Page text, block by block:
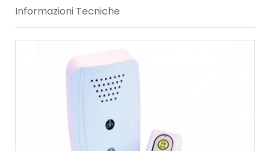
Informazioni Tecniche